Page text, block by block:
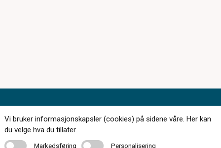
174 butikker over hele landet
Vi bruker informasjonskapsler (cookies) på sidene våre. Her kan
du velge hva du tillater.
MarkedsføringMarkedsføring PersonaliseringPersonalisering